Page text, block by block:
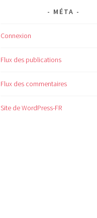
MÉTA
Connexion
Flux des publications
Flux des commentaires
Site de WordPress-FR